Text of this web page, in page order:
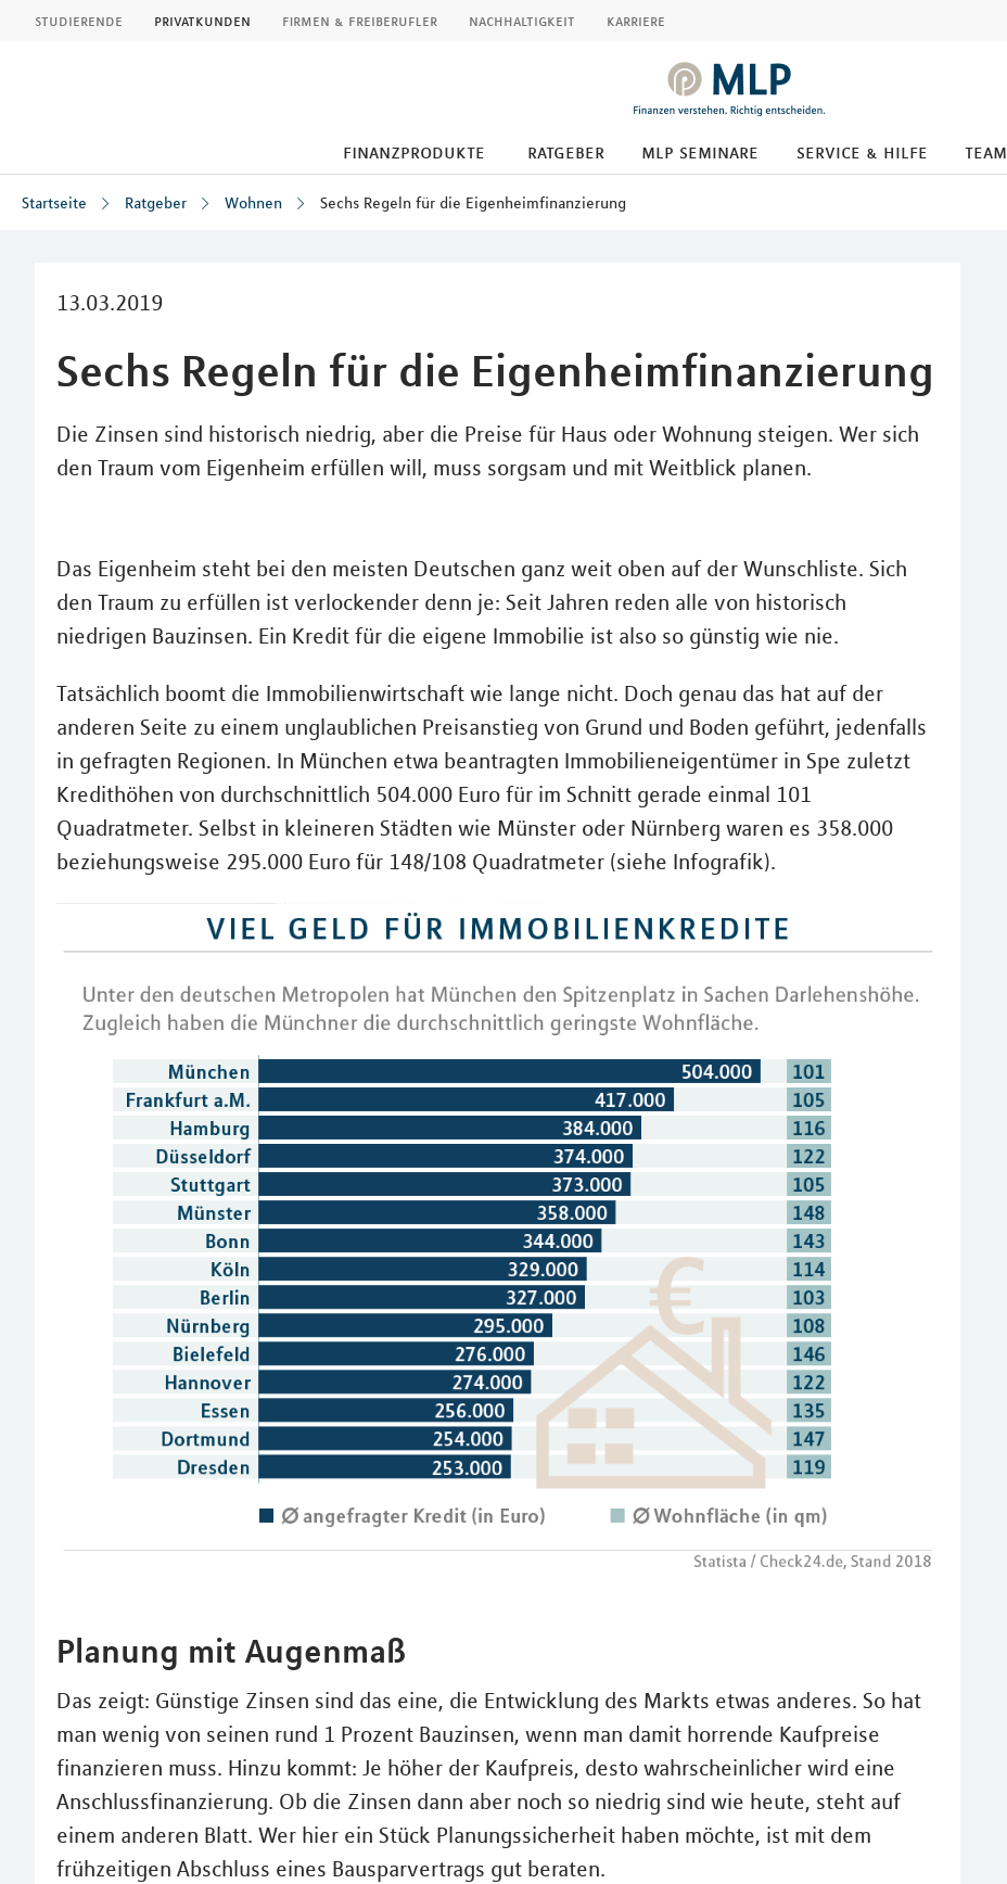
studierende privatkunden firmen & freiberufler nachhaltigkeit karriere
finanzprodukte ratgeber mlp seminare service & hilfe team
Startseite Ratgeber Wohnen Sechs Regeln für die Eigenheimfinanzierung
13.03.2019
Sechs Regeln für die Eigenheimfinanzierung
Die Zinsen sind historisch niedrig, aber die Preise für Haus oder Wohnung steigen. Wer sich
den Traum vom Eigenheim erfüllen will, muss sorgsam und mit Weitblick planen.
Das Eigenheim steht bei den meisten Deutschen ganz weit oben auf der Wunschliste. Sich
den Traum zu erfüllen ist verlockender denn je: Seit Jahren reden alle von historisch
niedrigen Bauzinsen. Ein Kredit für die eigene Immobilie ist also so günstig wie nie.
Tatsächlich boomt die Immobilienwirtschaft wie lange nicht. Doch genau das hat auf der
anderen Seite zu einem unglaublichen Preisanstieg von Grund und Boden geführt, jedenfalls
in gefragten Regionen. In München etwa beantragten Immobilieneigentümer in Spe zuletzt
Kredithöhen von durchschnittlich 504.000 Euro für im Schnitt gerade einmal 101
Quadratmeter. Selbst in kleineren Städten wie Münster oder Nürnberg waren es 358.000
beziehungsweise 295.000 Euro für 148/108 Quadratmeter (siehe Infografik).
Planung mit Augenmaß
Das zeigt: Günstige Zinsen sind das eine, die Entwicklung des Markts etwas anderes. So hat
man wenig von seinen rund 1 Prozent Bauzinsen, wenn man damit horrende Kaufpreise
finanzieren muss. Hinzu kommt: Je höher der Kaufpreis, desto wahrscheinlicher wird eine
Anschlussfinanzierung. Ob die Zinsen dann aber noch so niedrig sind wie heute, steht auf
einem anderen Blatt. Wer hier ein Stück Planungssicherheit haben möchte, ist mit dem
frühzeitigen Abschluss eines Bausparvertrags gut beraten.